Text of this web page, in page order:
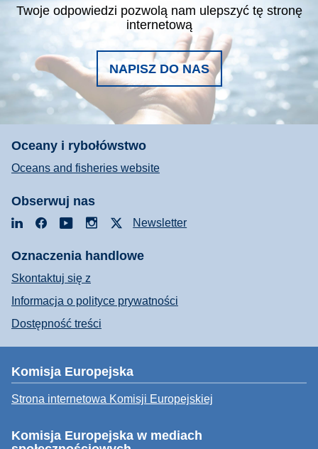
Twoje odpowiedzi pozwolą nam ulepszyć tę stronę
internetową
NAPISZ DO NAS
Oceany i rybołówstwo
Oceans and fisheries website
Obserwuj nas
LinkedInFacebookYouTubeInstagramNewsletter
Oznaczenia handlowe
Skontaktuj się z
Informacja o polityce prywatności
Dostępność treści
Komisja Europejska
Strona internetowa Komisji Europejskiej
Komisja Europejska w mediach